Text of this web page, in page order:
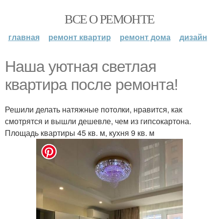
ВСЕ О РЕМОНТЕ
главная ремонт квартир ремонт дома дизайн
Наша уютная светлая
квартира после ремонта!
Решили делать натяжные потолки, нравится, как
смотрятся и вышли дешевле, чем из гипсокартона.
Площадь квартиры 45 кв. м, кухня 9 кв. м